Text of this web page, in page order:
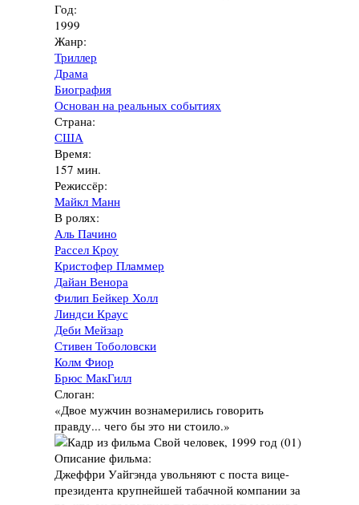
Год:
1999
Жанр:
Триллер
Драма
Биография
Основан на реальных событиях
Страна:
США
Время:
157 мин.
Режиссёр:
Майкл Манн
В ролях:
Аль Пачино
Рассел Кроу
Кристофер Пламмер
Дайан Венора
Филип Бейкер Холл
Линдси Краус
Деби Мейзар
Стивен Тоболовски
Колм Фиор
Брюс МакГилл
Слоган:
«Двое мужчин вознамерились говорить
правду... чего бы это ни стоило.»
Описание фильма:
Джеффри Уайгэнда увольняют с поста вице-
президента крупнейшей табачной компании за